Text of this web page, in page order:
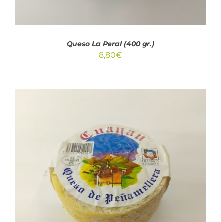
Queso La Peral (400 gr.)
8,80€
AÑADIR AL CARRITO
/
DETALLES